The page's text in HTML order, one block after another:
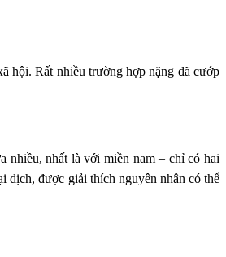
hội. Rất nhiều trường hợp nặng đã cướp
nhiều, nhất là với miền nam – chỉ có hai
dịch, được giải thích nguyên nhân có thể